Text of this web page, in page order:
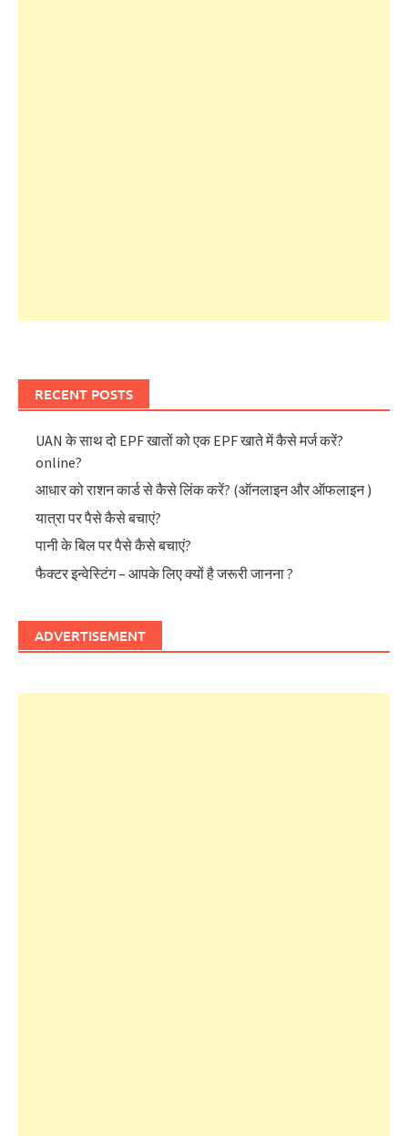
RECENT POSTS
UAN के साथ दो EPF खातों को एक EPF खाते में कैसे मर्ज करें?
online?
आधार को राशन कार्ड से कैसे लिंक करें? (ऑनलाइन और ऑफलाइन )
यात्रा पर पैसे कैसे बचाएं?
पानी के बिल पर पैसे कैसे बचाएं?
फैक्टर इन्वेस्टिंग – आपके लिए क्यों है जरूरी जानना ?
ADVERTISEMENT